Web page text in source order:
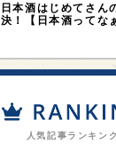
日本酒はじめてさん
決！【日本酒ってな
人気記事ランキン